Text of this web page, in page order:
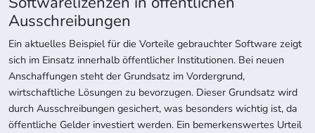
Ausschreibungen
Ein aktuelles Beispiel für die Vorteile gebrauchter Software zeigt
sich im Einsatz innerhalb öffentlicher Institutionen. Bei neuen
Anschaffungen steht der Grundsatz im Vordergrund,
wirtschaftliche Lösungen zu bevorzugen. Dieser Grundsatz wird
durch Ausschreibungen gesichert, was besonders wichtig ist, da
öffentliche Gelder investiert werden. Ein bemerkenswertes Urteil